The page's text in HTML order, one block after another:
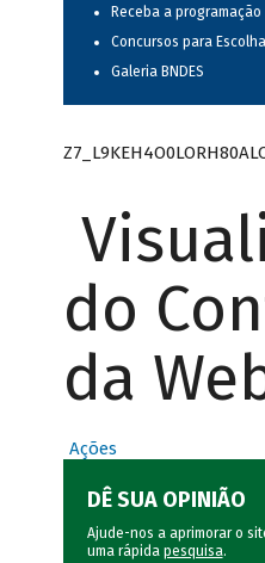
Receba a programação
Concursos para
Galeria BNDES
do
da
Ações
DÊ SUA OPINIÃO
Ajude-nos a aprimorar o
uma rápida pesquisa.